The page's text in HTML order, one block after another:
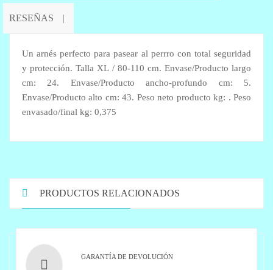
RESEÑAS
Un arnés perfecto para pasear al perrro con total seguridad
y protección. Talla XL / 80-110 cm. Envase/Producto largo
cm: 24. Envase/Producto ancho-profundo cm: 5.
Envase/Producto alto cm: 43. Peso neto producto kg: . Peso
envasado/final kg: 0,375
PRODUCTOS RELACIONADOS
GARANTÍA DE DEVOLUCIÓN